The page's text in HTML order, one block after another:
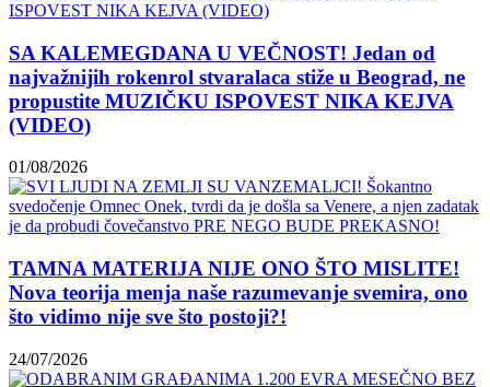
SA KALEMEGDANA U VEČNOST! Jedan od
najvažnijih rokenrol stvaralaca stiže u Beograd, ne
propustite MUZIČKU ISPOVEST NIKA KEJVA
(VIDEO)
01/08/2026
TAMNA MATERIJA NIJE ONO ŠTO MISLITE!
Nova teorija menja naše razumevanje svemira, ono
što vidimo nije sve što postoji?!
24/07/2026